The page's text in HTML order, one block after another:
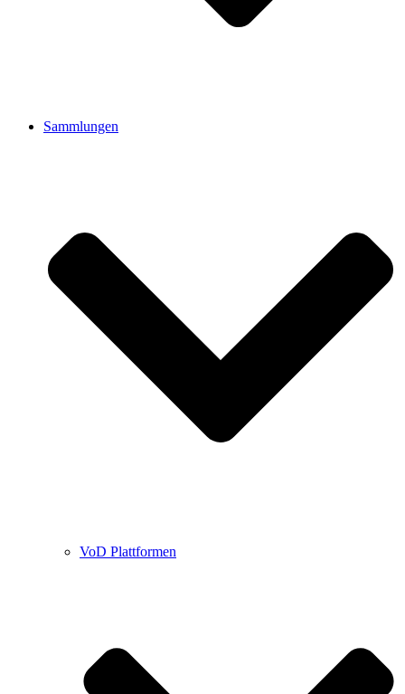
Sammlungen
VoD Plattformen